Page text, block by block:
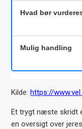
Kilde:https://
Et trygt næste skridt
en oversigt over